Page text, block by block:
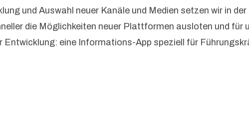
und Auswahl neuer Kanäle und Medien setzen wir in
die Möglichkeiten neuer Plattformen ausloten und für
Entwicklung: eine Informations-App speziell für